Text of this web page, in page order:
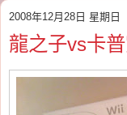
2008年12月28日 星期日
龍之子vs卡